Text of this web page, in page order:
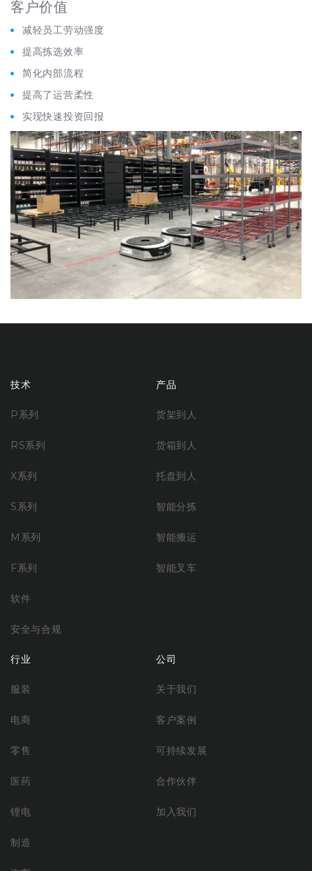
客户价值
减轻员工劳动强度
提高拣选效率
简化内部流程
提高了运营柔性
实现快速投资回报
技术
P系列
RS系列
X系列
S系列
M系列
F系列
软件
安全与合规
产品
货架到人
货箱到人
托盘到人
智能分拣
智能搬运
智能叉车
行业
服装
电商
零售
医药
锂电
制造
公司
关于我们
客户案例
可持续发展
合作伙伴
加入我们